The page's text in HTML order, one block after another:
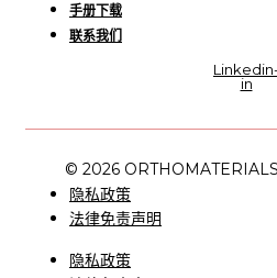
手册下载
联系我们
in
© 2026
隐私政策
法律免责声明
隐私政策